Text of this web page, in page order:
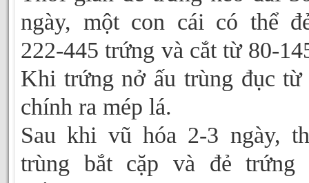
ngày, một con cái có thể
222-445 trứng và cắt từ 80-
Khi trứng nở ấu trùng đục từ
chính ra mép lá.
Sau khi vũ hóa 2-3 ngày,
trùng bắt cặp và đẻ trứng